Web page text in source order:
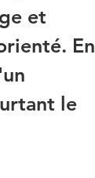
et
En
le